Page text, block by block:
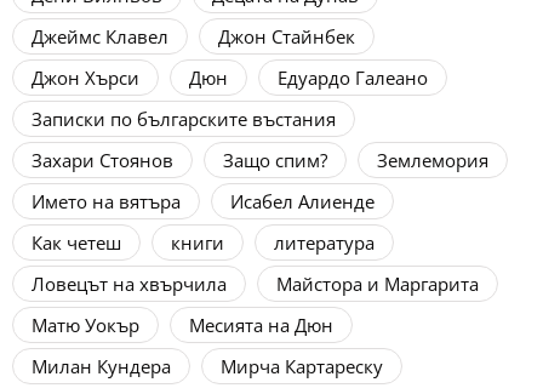
Джеймс Клавел
Джон Стайнбек
Джон Хърси
Дюн
Едуардо Галеано
Записки по българските въстания
Захари Стоянов
Защо спим?
Землемория
Името на вятъра
Исабел Алиенде
Как четеш
книги
литература
Ловецът на хвърчила
Майстора и Маргарита
Матю Уокър
Месията на Дюн
Милан Кундера
Мирча Картареску